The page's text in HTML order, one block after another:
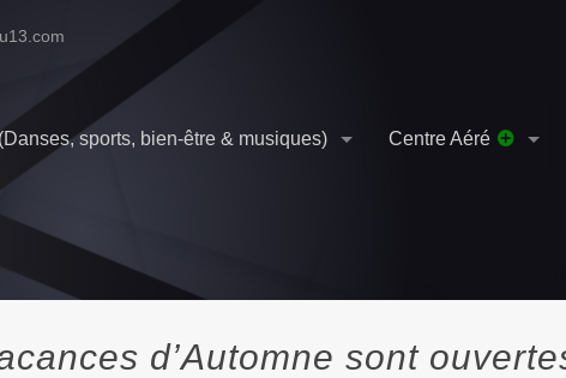
sports, bien-être & musiques) Centre Aéré
d’Automne sont